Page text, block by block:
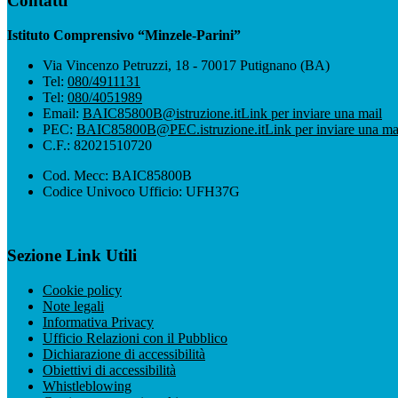
Istituto Comprensivo “Minzele-Parini”
Via Vincenzo Petruzzi, 18 - 70017 Putignano (BA)
Tel: 080/4911131
Tel: 080/4051989
Email: BAIC85800B@istruzione.itLink per inviare una mail
PEC: BAIC85800B@PEC.istruzione.itLink per inviare una
C.F.: 82021510720
Cod. Mecc: BAIC85800B
Codice Univoco Ufficio: UFH37G
Sezione Link Utili
Cookie policy
Note legali
Informativa Privacy
Ufficio Relazioni con il Pubblico
Dichiarazione di accessibilità
Obiettivi di accessibilità
Whistleblowing